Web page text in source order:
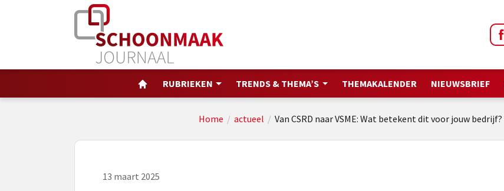
RUBRIEKEN TRENDS & THEMA’S THEMAKALENDER NIEUWSBRIEF
Home / actueel / Van CSRD naar VSME: Wat betekent dit voor jouw
13 maart 2025